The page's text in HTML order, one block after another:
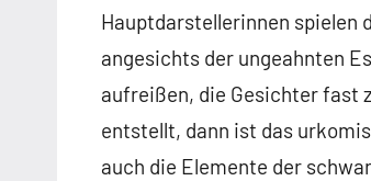
Hauptdarstellerinnen spielen
angesichts der ungeahnten
aufreißen, die Gesichter fast
entstellt, dann ist das
auch die Elemente der